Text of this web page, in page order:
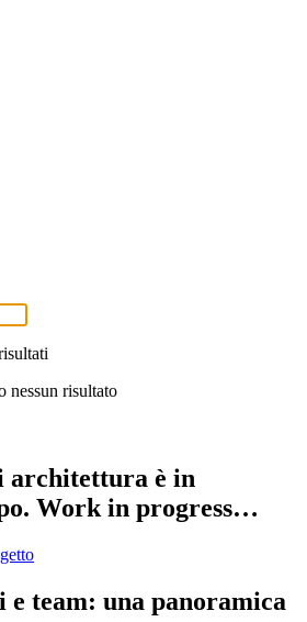
nessun risultato
architettura è in
Work in progress…
team: una panoramica